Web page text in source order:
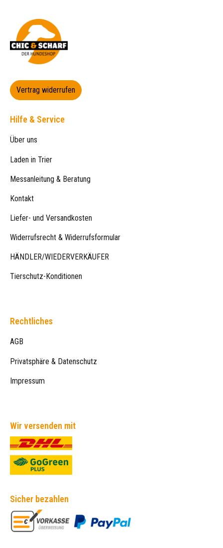
Vertrag widerrufen
Hilfe & Service
Über uns
Laden in Trier
Messanleitung & Beratung
Kontakt
Liefer- und Versandkosten
Widerrufsrecht & Widerrufsformular
HÄNDLER/WIEDERVERKÄUFER
Tierschutz-Konditionen
Rechtliches
AGB
Privatsphäre & Datenschutz
Impressum
Wir versenden mit
Sicher bezahlen